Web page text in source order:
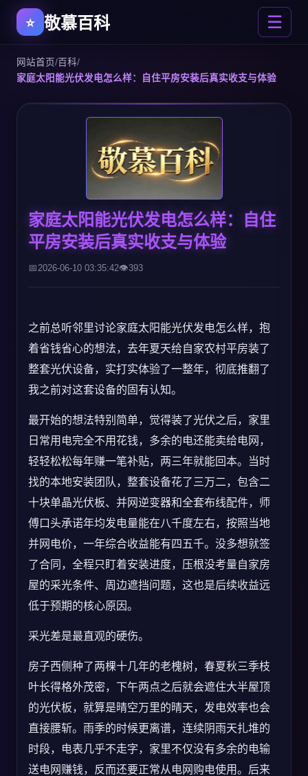
敬慕百科 ☰
网站首页/百科/
家庭太阳能光伏发电怎么样：自住平房安装后真实收支与体验
家庭太阳能光伏发电怎么样：自住
平房安装后真实收支与体验
2026-06-10 03:35:42 393
之前总听邻里讨论家庭太阳能光伏发电怎么样，抱
着省钱省心的想法，去年夏天给自家农村平房装了
整套光伏设备，实打实体验了一整年，彻底推翻了
我之前对这套设备的固有认知。
最开始的想法特别简单，觉得装了光伏之后，家里
日常用电完全不用花钱，多余的电还能卖给电网，
轻轻松松每年赚一笔补贴，两三年就能回本。当时
找的本地安装团队，整套设备花了三万二，包含二
十块单晶光伏板、并网逆变器和全套布线配件，师
傅口头承诺年均发电量能在八千度左右，按照当地
并网电价，一年综合收益能有四五千。没多想就签
了合同，全程只盯着安装进度，压根没考量自家房
屋的采光条件、周边遮挡问题，这也是后续收益远
低于预期的核心原因。
采光差是最直观的硬伤。
房子西侧种了两棵十几年的老槐树，春夏秋三季枝
叶长得格外茂密，下午两点之后就会遮住大半屋顶
的光伏板，就算是晴空万里的晴天，发电效率也会
直接腰斩。雨季的时候更离谱，连续阴雨天扎堆的
时段，电表几乎不走字，家里不仅没有多余的电输
送电网赚钱，反而还要正常从电网购电使用。后来